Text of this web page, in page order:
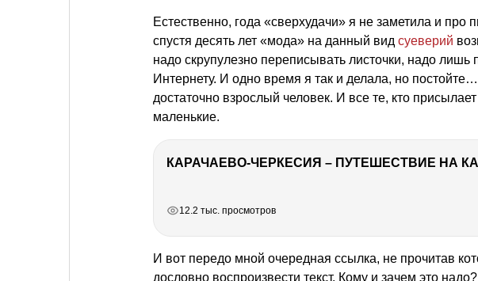
Естественно, года «сверхудачи» я не заметила и про
спустя десять лет «мода» на данный вид суеверий
надо скрупулезно переписывать листочки, надо лишь
Интернету. И одно время я так и делала, но
достаточно взрослый человек. И все те, кто
маленькие.
КАРАЧАЕВО-ЧЕРКЕСИЯ – ПУТЕШЕСТВИЕ НА
12.2 тыс. просмотров
И вот передо мной очередная ссылка, не прочитав
дословно воспроизвести текст. Кому и зачем это